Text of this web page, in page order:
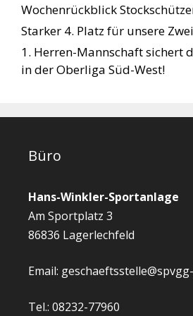
Wochenrückblick
Starker 4. Platz für unsere
1. Herren-Mannschaft sichert
in der Oberliga Süd-West!
Büro
Hans-Winkler-Sportanlage
Am Sportplatz 3
86836 Lagerlechfeld
Email:
Tel.: 08232-77960